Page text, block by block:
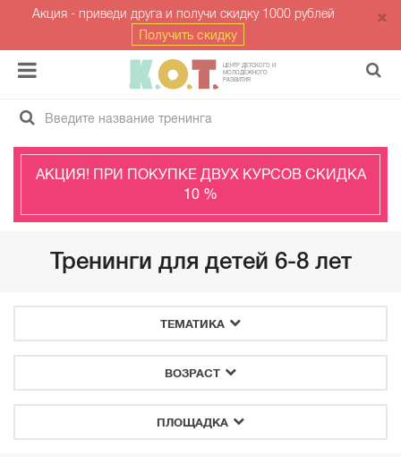
Акция - приведи друга и получи скидку 1000 рублей
Получить скидку
ЦЕНТР ДЕТСКОГО И
МОЛОДЁЖНОГО
РАЗВИТИЯ
АКЦИЯ! ПРИ ПОКУПКЕ ДВУХ КУРСОВ СКИДКА
10 %
Тренинги для детей 6-8 лет
ТЕМАТИКА
ВОЗРАСТ
ПЛОЩАДКА